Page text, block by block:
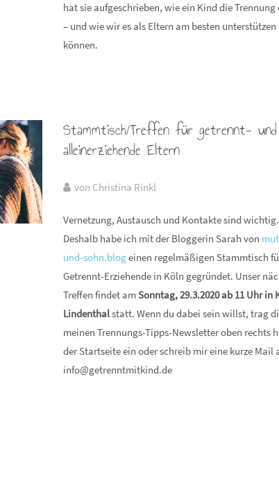
hat sie aufgeschrieben, wie ein Kind die Trennung
– und wie wir es als Eltern am besten unterstützen
können.
Stammtisch/Treffen für getrennt- und
alleinerziehende Eltern
von Christina Rinkl
Vernetzung, Austausch und Kontakte sind wichtig.
Deshalb habe ich mit der Bloggerin Sarah von
und-sohn.blogeinen regelmäßigen Stammtisch
Getrennt-Erziehende in Köln gegründet. Unser
Treffen findet amSonntag, 29.3.2020 ab 11 Uhr in
Lindenthalstatt. Wenn du dabei sein willst, trag
meinen Trennungs-Tipps-Newsletter oben rechts
der Startseite ein oder schreib mir eine kurze Mail
info@getrenntmitkind.de